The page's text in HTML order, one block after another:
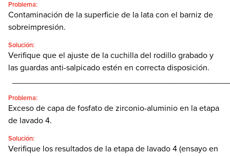
Problema:
Contaminación de la superficie de la lata con el barniz de
sobreimpresión.
Solución:
Verifique que el ajuste de la cuchilla del rodillo grabado y
las guardas anti-salpicado estén en correcta disposición.
Problema:
Exceso de capa de fosfato de zirconio-aluminio en la etapa
de lavado 4.
Solución:
Verifique los resultados de la etapa de lavado 4 (ensayo en